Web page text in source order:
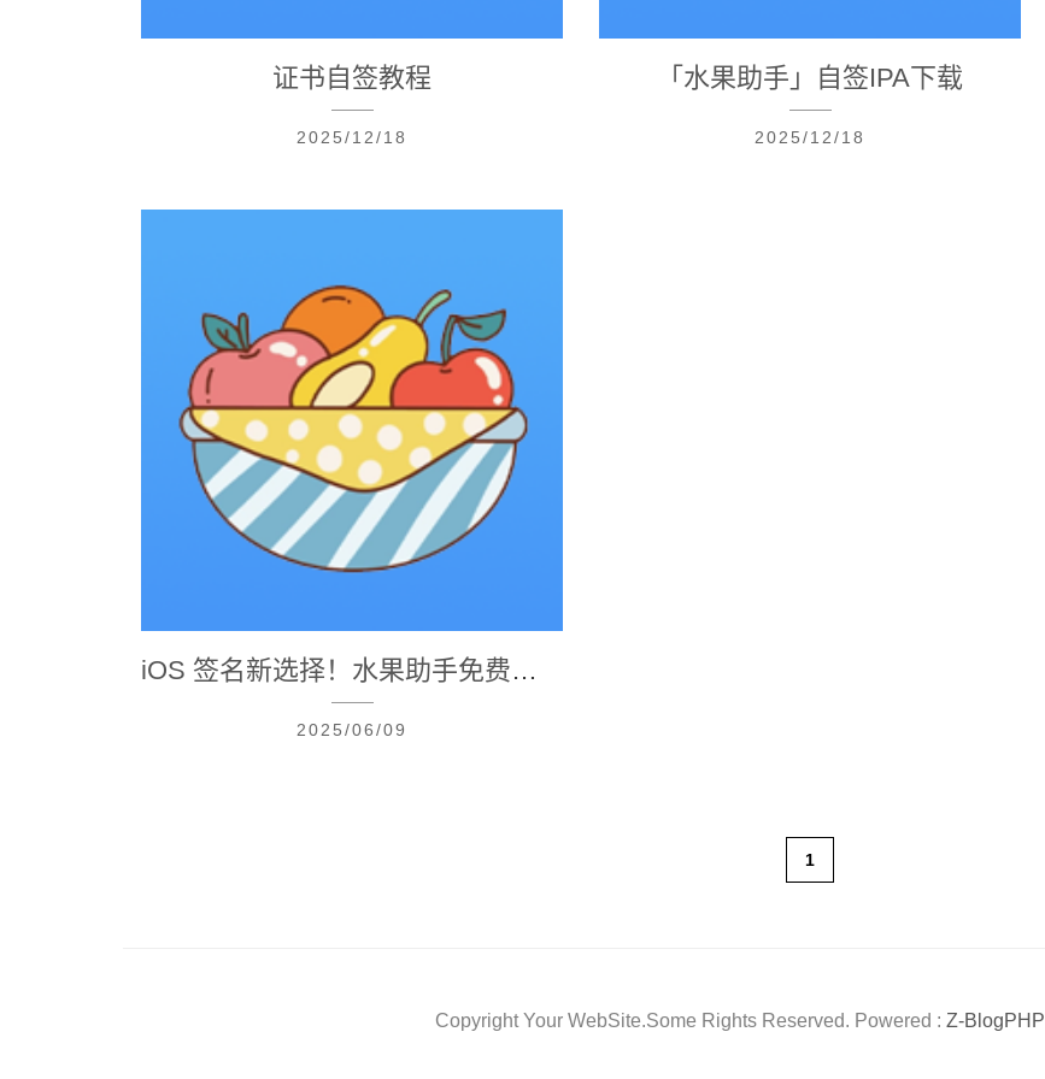
证书自签教程
2025/12/18
「水果助手」自签IPA下载
2025/12/18
iOS 签名新选择！水果助手免费工具，免越狱免电脑，云端证书兑换全攻略​
2025/06/09
1
Copyright Your WebSite.Some Rights Reserved. Powered : Z-BlogPHP